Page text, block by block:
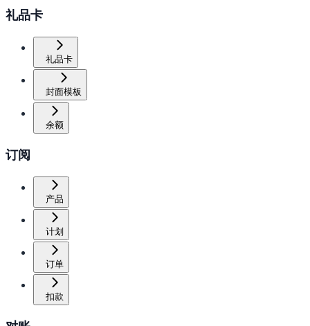
礼品卡
礼品卡
封面模板
余额
订阅
产品
计划
订单
扣款